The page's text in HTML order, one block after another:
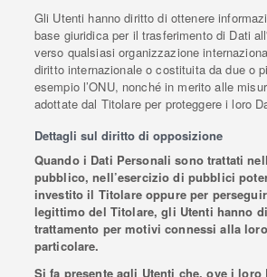
Gli Utenti hanno diritto di ottenere
base giuridica per il trasferimento di Dati
verso qualsiasi organizzazione
diritto internazionale o costituita da due o
esempio l’ONU, nonché in merito alle
adottate dal Titolare per proteggere i loro
Dettagli sul diritto di opposizione
Quando i Dati Personali sono trattati
pubblico, nell’esercizio di pubblici
investito il Titolare oppure per
legittimo del Titolare, gli Utenti hanno
trattamento per motivi connessi alla
particolare.
Si fa presente agli Utenti che, ove i loro